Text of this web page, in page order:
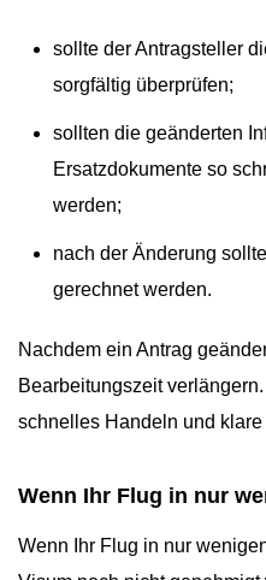
sollte der Antragsteller
sorgfältig überprüfen;
sollten die geänderten
Ersatzdokumente so
werden;
nach der Änderung
gerechnet werden.
Nachdem ein Antrag
Bearbeitungszeit
schnelles Handeln und
Wenn Ihr Flug in nur
Wenn Ihr Flug in nur